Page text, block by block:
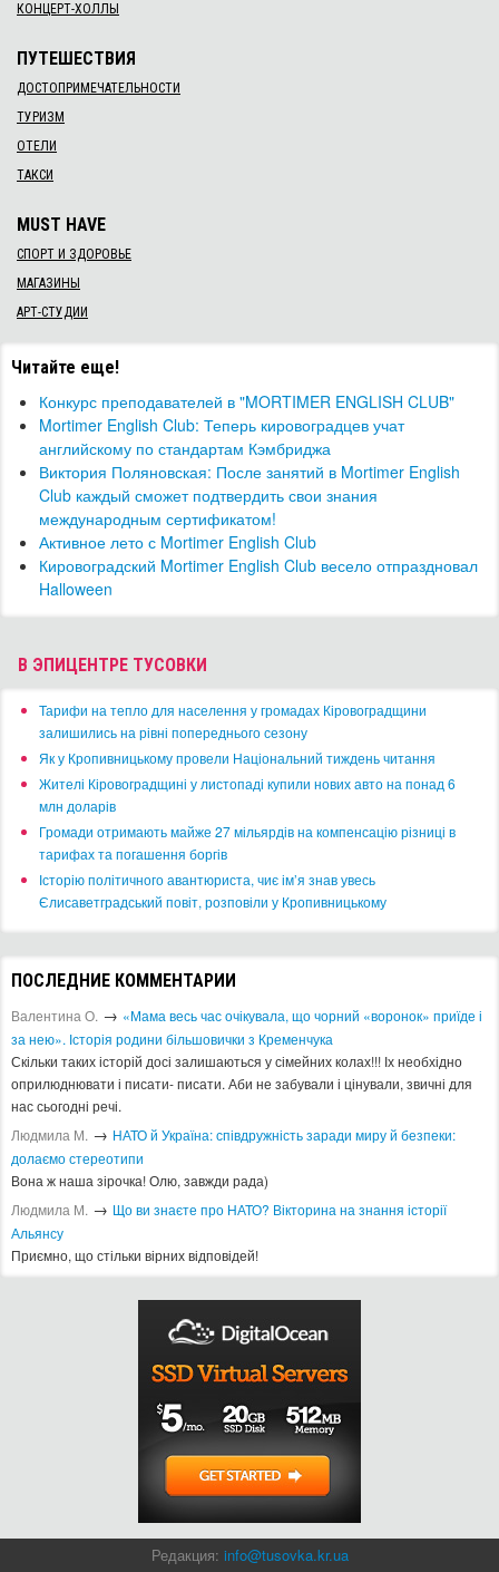
КОНЦЕРТ-ХОЛЛЫ
ПУТЕШЕСТВИЯ
ДОСТОПРИМЕЧАТЕЛЬНОСТИ
ТУРИЗМ
ОТЕЛИ
ТАКСИ
MUST HAVE
СПОРТ И ЗДОРОВЬЕ
МАГАЗИНЫ
АРТ-СТУДИИ
Читайте еще!
Конкурс преподавателей в "MORTIMER ENGLISH CLUB"
Mortimer English Club: Теперь кировоградцев учат
английскому по стандартам Кэмбриджа
Виктория Поляновская: После занятий в Mortimer English
Club каждый сможет подтвердить свои знания
международным сертификатом!
Активное лето с Mortimer English Club
Кировоградский Mortimer English Club весело отпраздновал
Halloween
В ЭПИЦЕНТРЕ ТУСОВКИ
​Тарифи на тепло для населення у громадах Кіровоградщини
залишились на рівні попереднього сезону
​Як у Кропивницькому провели Національний тиждень читання
​Жителі Кіровоградщині у листопаді купили нових авто на понад 6
млн доларів
​Громади отримають майже 27 мільярдів на компенсацію різниці в
тарифах та погашення боргів
Історію політичного авантюриста, чиє ім’я знав увесь
Єлисаветградський повіт, розповіли у Кропивницькому
ПОСЛЕДНИЕ КОММЕНТАРИИ
Валентина О. → «Мама весь час очікувала, що чорний «воронок» приїде і
за нею». Історія родини більшовички з Кременчука
Скільки таких історій досі залишаються у сімейних колах!!! Іх необхідно
оприлюднювати і писати- писати. Аби не забували і цінували, звичні для
нас сьогодні речі.
Людмила М. → ​НАТО й Україна: співдружність заради миру й безпеки:
долаємо стереотипи
Вона ж наша зірочка! Олю, завжди рада)
Людмила М. → Що ви знаєте про НАТО? Вікторина на знання історії
Альянсу ​
Приємно, що стільки вірних відповідей!
Редакция: info@tusovka.kr.ua